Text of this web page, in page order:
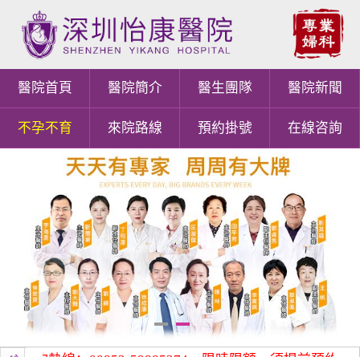
醫院首頁 醫院簡介 醫生團隊 醫院新聞
不孕不育 來院路線 預約掛號 在線咨詢
2